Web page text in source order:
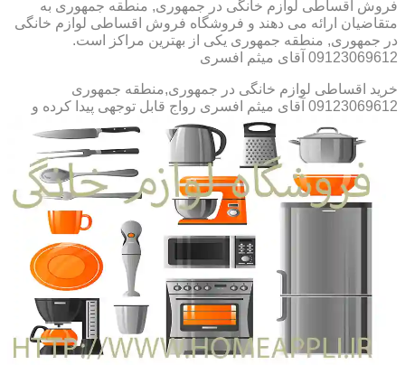
فروش اقساطی لوازم خانگی در جمهوری, منطقه جمهوری به
متقاضیان ارائه می دهند و فروشگاه فروش اقساطی لوازم خانگی
در جمهوری, منطقه جمهوری یکی از بهترین مراکز است.
09123069612 آقای میثم افسری
خرید اقساطی لوازم خانگی در جمهوری,منطقه جمهوری
09123069612 آقای میثم افسری
رواج قابل توجهی پیدا کرده و